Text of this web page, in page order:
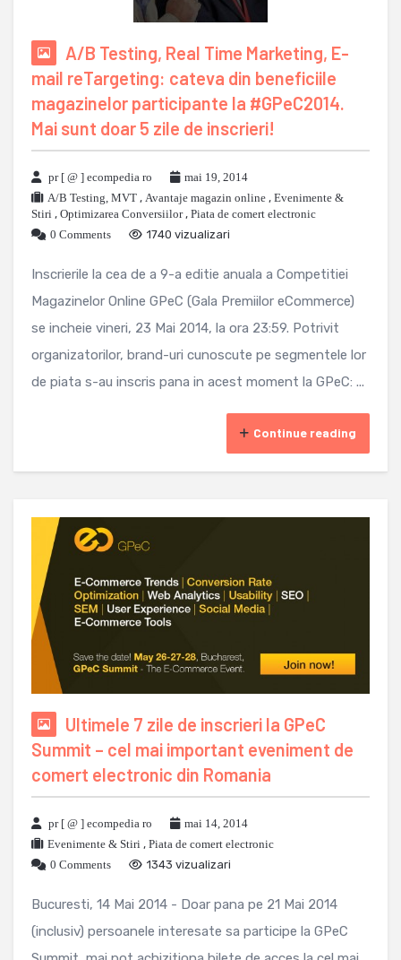
A/B Testing, Real Time Marketing, E-
mail reTargeting: cateva din beneficiile
magazinelor participante la #GPeC2014.
Mai sunt doar 5 zile de inscrieri!
pr [ @ ] ecompedia ro
mai 19, 2014
A/B Testing, MVT , Avantaje magazin online , Evenimente &
Stiri , Optimizarea Conversiilor, Piata de comert electronic
0 Comments
1740 vizualizari
Inscrierile la cea de a 9-a editie anuala a Competitiei
Magazinelor Online GPeC (Gala Premiilor eCommerce)
se incheie vineri, 23 Mai 2014, la ora 23:59. Potrivit
organizatorilor, brand-uri cunoscute pe segmentele lor
de piata s-au inscris pana in acest moment la GPeC: ...
Continue reading
Ultimele 7 zile de inscrieri la GPeC
Summit – cel mai important eveniment de
comert electronic din Romania
pr [ @ ] ecompedia ro
mai 14, 2014
Evenimente & Stiri , Piata de comert electronic
0 Comments
1343 vizualizari
Bucuresti, 14 Mai 2014 - Doar pana pe 21 Mai 2014
(inclusiv) persoanele interesate sa participe la GPeC